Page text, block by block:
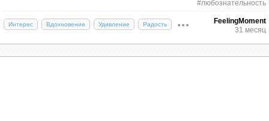
#любознательность
Интерес Вдохновение Удивление Радость
FeelingMoment
31 месяц